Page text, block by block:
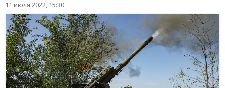
11 июля 2022, 15:30